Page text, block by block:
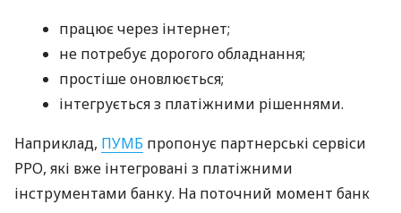
працює через інтернет;
не потребує дорогого обладнання;
простіше оновлюється;
інтегрується з платіжними рішеннями.
Наприклад, ПУМБ пропонує партнерські сервіси
РРО, які вже інтегровані з платіжними
інструментами банку. На поточний момент банк